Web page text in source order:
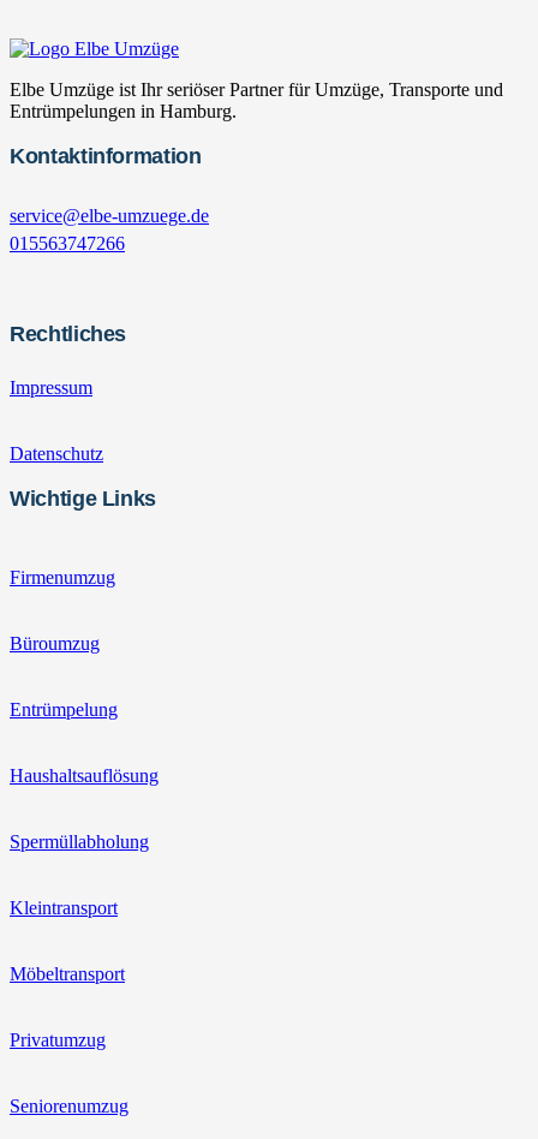
Elbe Umzüge ist Ihr seriöser Partner für Umzüge, Transporte und
Entrümpelungen in Hamburg.
Kontaktinformation
service@elbe-umzuege.de
015563747266
Rechtliches
Impressum
Datenschutz
Wichtige Links
Firmenumzug
Büroumzug
Entrümpelung
Haushaltsauflösung
Spermüllabholung
Kleintransport
Möbeltransport
Privatumzug
Seniorenumzug